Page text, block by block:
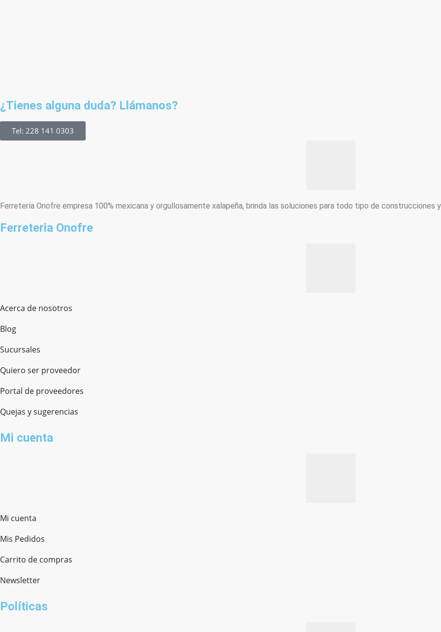
¿Tienes alguna duda? Llámanos?
Tel: 228 141 0303
Ferretería Onofre empresa 100% mexicana y orgullosamente xalapeña, brinda las soluciones para todo tipo de construcciones
Ferreteria Onofre
Acerca de nosotros
Blog
Sucursales
Quiero ser proveedor
Portal de proveedores
Quejas y sugerencias
Mi cuenta
Mi cuenta
Mis Pedidos
Carrito de compras
Newsletter
Políticas